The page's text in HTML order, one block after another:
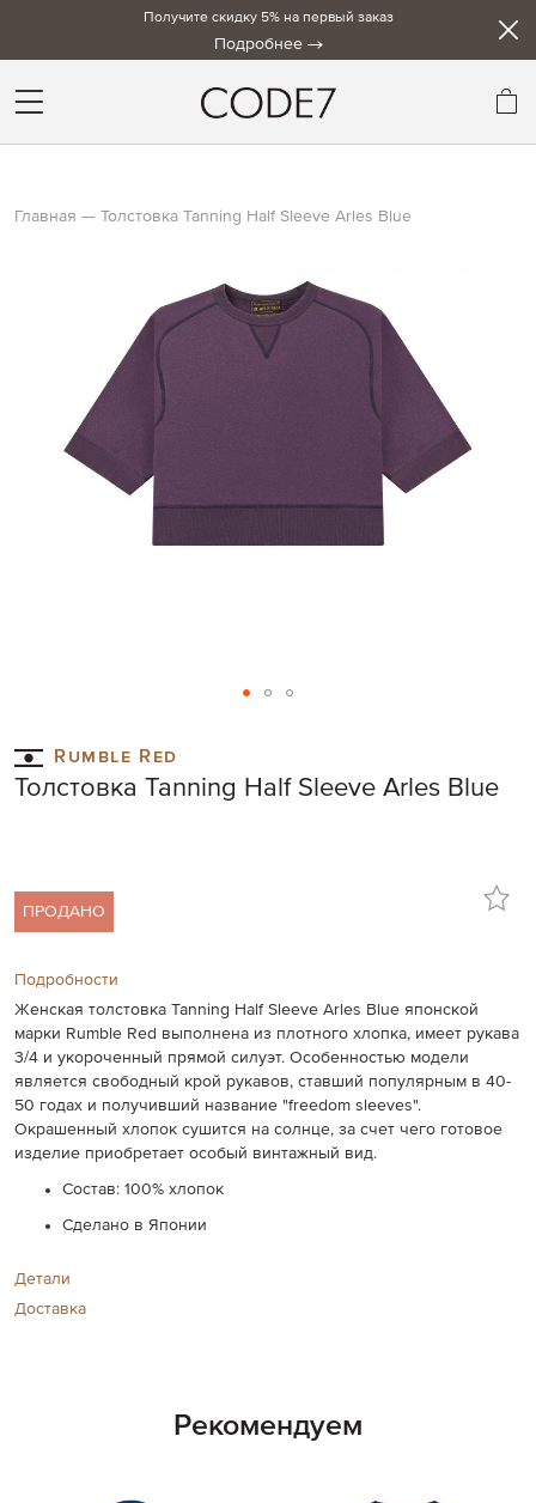
Получите скидку 5% на первый заказ
Подробнее
Главная Толстовка Tanning Half Sleeve Arles Blue
to
the
beginning
gallery
Rumble Red
Толстовка Tanning Half Sleeve Arles Blue
ПРОДАНО
Подробности
Женская толстовка Tanning Half Sleeve Arles Blue японской
марки Rumble Red выполнена из плотного хлопка, имеет рукава
3/4 и укороченный прямой силуэт. Особенностью модели
является свободный крой рукавов, ставший популярным в 40-
50 годах и получивший название "freedom sleeves".
Окрашенный хлопок сушится на солнце, за счет чего готовое
изделие приобретает особый винтажный вид.
Состав: 100% хлопок
Сделано в Японии
Детали
Доставка
Рекомендуем